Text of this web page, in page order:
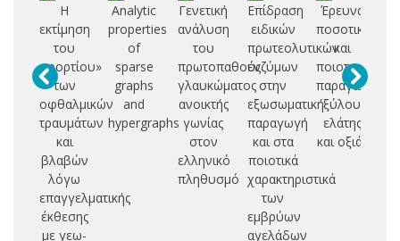
Η
εκτίμηση
του
«φορτίου»
των
οφθαλμικών
τραυμάτων
και
βλαβών
λόγω
επαγγελματικής
έκθεσης
με γεω-
Analytic
properties
of
sparse
graphs
and
hypergraphs
Γενετική
ανάλυση
του
πρωτοπαθούς
γλαυκώματος
ανοικτής
γωνίας
στον
ελληνικό
πληθυσμό
Επίδραση
ειδικών
πρωτεολυτικών
ενζύμων
στην
εξωσωματική
παραγωγή
και στα
ποιοτικά
χαρακτηριστικά
των
εμβρύων
αγελάδων
Έρευνα
ποσοτικής
και
ποιοτικής
παραγωγής
ξύλου
ελάτης
και οξιάς